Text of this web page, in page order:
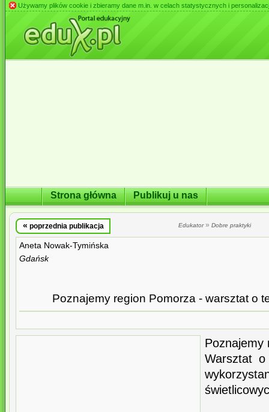
Używamy plików cookie i zbieramy dane m.in. w celach statystycznych i
Strona główna Publikuj u nas
« poprzednia publikacja Edukator» Dobre praktyki
Aneta Nowak-Tymińska
Gdańsk
Poznajemy region Pomorza - warsztat o
Poznajemy
Warsztat